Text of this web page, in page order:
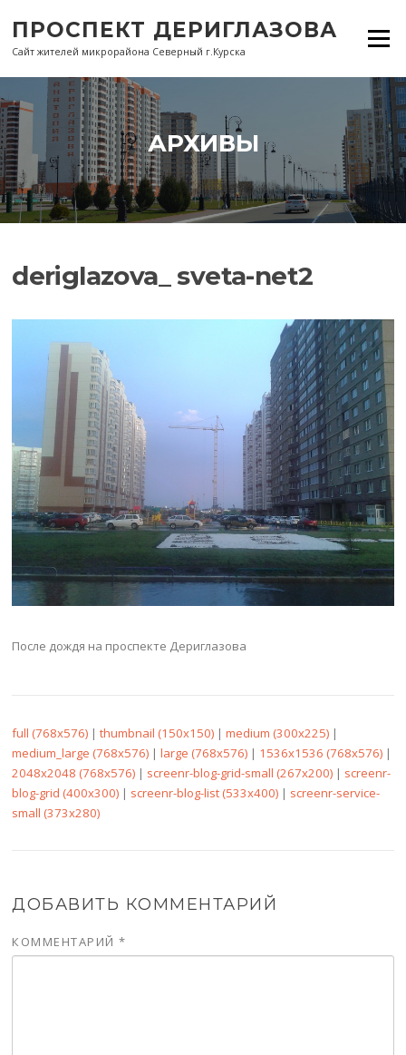
содержанию
ПРОСПЕКТ ДЕРИГЛАЗОВА
Сайт жителей микрорайона Северный г.Курска
Меню
АРХИВЫ
deriglazova_ sveta-net2
После дождя на проспекте Дериглазова
full (768x576) |thumbnail (150x150) |medium (300x225) |
medium_large (768x576) |large (768x576) | 1536x1536 (768x576) |
2048x2048 (768x576) | screenr-blog-grid-small (267x200) | screenr-
blog-grid (400x300) | screenr-blog-list (533x400) | screenr-service-
small (373x280)
ДОБАВИТЬ КОММЕНТАРИЙ
КОММЕНТАРИЙ*